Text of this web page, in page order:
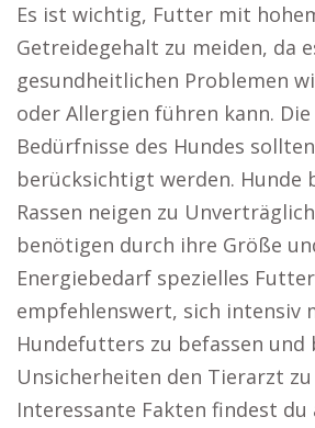
Es ist wichtig, Futter mit
Getreidegehalt zu meiden, da
gesundheitlichen Problemen
oder Allergien führen kann.
Bedürfnisse des Hundes
berücksichtigt werden. Hunde
Rassen neigen zu
benötigen durch ihre Größe
Energiebedarf spezielles
empfehlenswert, sich intensiv
Hundefutters zu befassen und
Unsicherheiten den Tierarzt zu
Interessante Fakten findest du